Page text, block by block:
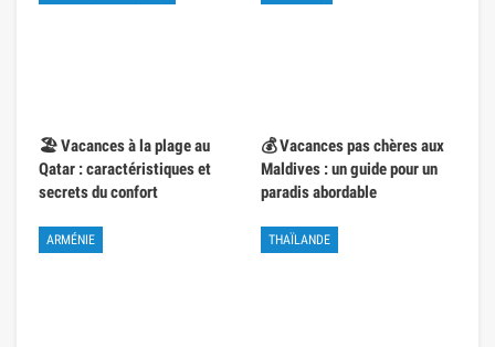
🏖️ Vacances à la plage au
Qatar : caractéristiques et
secrets du confort
💰 Vacances pas chères aux
Maldives : un guide pour un
paradis abordable
ARMÉNIE THAÏLANDE